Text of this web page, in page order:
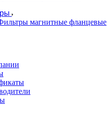
магнитные фланцевые